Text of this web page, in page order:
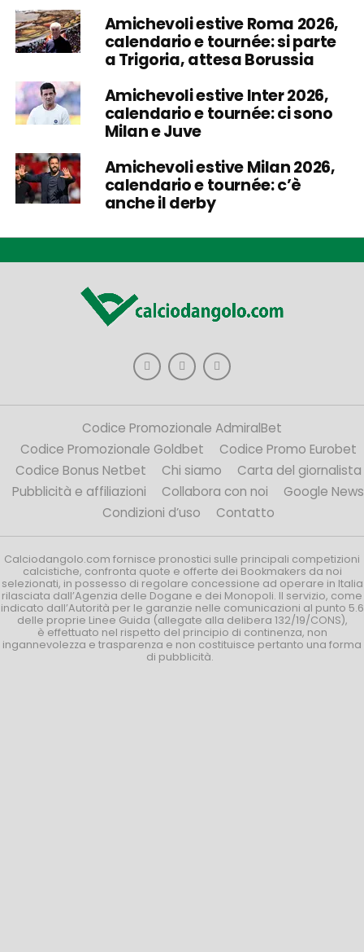
Amichevoli estive Roma 2026,
calendario e tournée: si parte
a Trigoria, attesa Borussia
Amichevoli estive Inter 2026,
calendario e tournée: ci sono
Milan e Juve
Amichevoli estive Milan 2026,
calendario e tournée: c’è
anche il derby
Codice Promozionale AdmiralBet
Codice Promozionale Goldbet
Codice Promo Eurobet
Codice Bonus Netbet
Chi siamo
Carta del giornalista
Pubblicità e affiliazioni
Collabora con noi
Google News
Condizioni d’uso
Contatto
Calciodangolo.com fornisce pronostici sulle principali competizioni
calcistiche, confronta quote e offerte dei Bookmakers da noi
selezionati, in possesso di regolare concessione ad operare in Italia
rilasciata dall’Agenzia delle Dogane e dei Monopoli. Il servizio, come
indicato dall’Autorità per le garanzie nelle comunicazioni al punto 5.6
delle proprie Linee Guida (allegate alla delibera 132/19/CONS),
è effettuato nel rispetto del principio di continenza, non
ingannevolezza e trasparenza e non costituisce pertanto una forma
di pubblicità.